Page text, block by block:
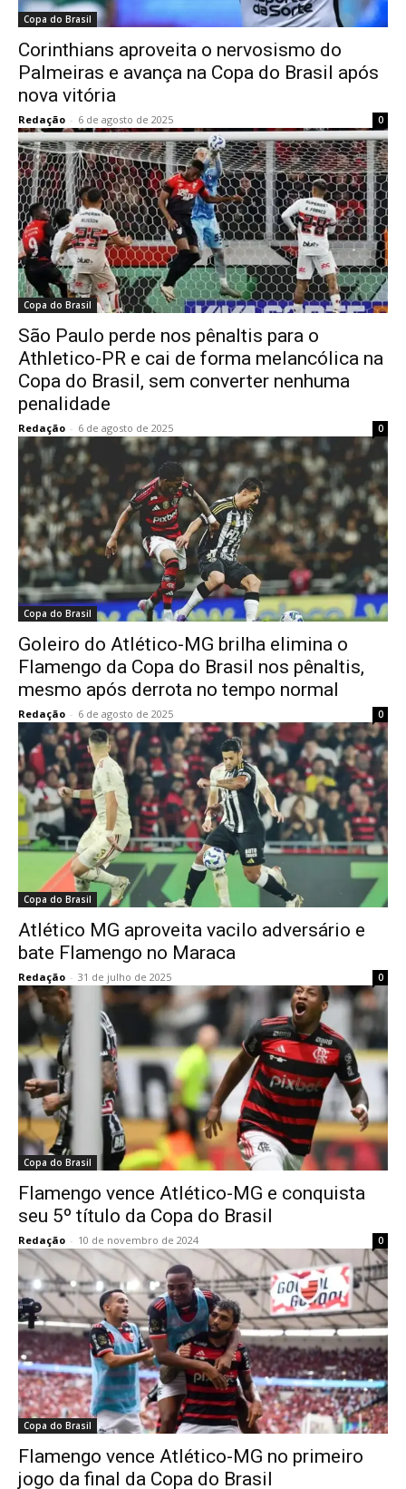
Copa do Brasil
Corinthians aproveita o nervosismo do
Palmeiras e avança na Copa do Brasil após
nova vitória
Redação - 6 de agosto de 2025 0
Copa do Brasil
São Paulo perde nos pênaltis para o
Athletico-PR e cai de forma melancólica na
Copa do Brasil, sem converter nenhuma
penalidade
Redação - 6 de agosto de 2025 0
Copa do Brasil
Goleiro do Atlético-MG brilha elimina o
Flamengo da Copa do Brasil nos pênaltis,
mesmo após derrota no tempo normal
Redação - 6 de agosto de 2025 0
Copa do Brasil
Atlético MG aproveita vacilo adversário e
bate Flamengo no Maraca
Redação - 31 de julho de 2025 0
Copa do Brasil
Flamengo vence Atlético-MG e conquista
seu 5º título da Copa do Brasil
Redação - 10 de novembro de 2024 0
Copa do Brasil
Flamengo vence Atlético-MG no primeiro
jogo da final da Copa do Brasil